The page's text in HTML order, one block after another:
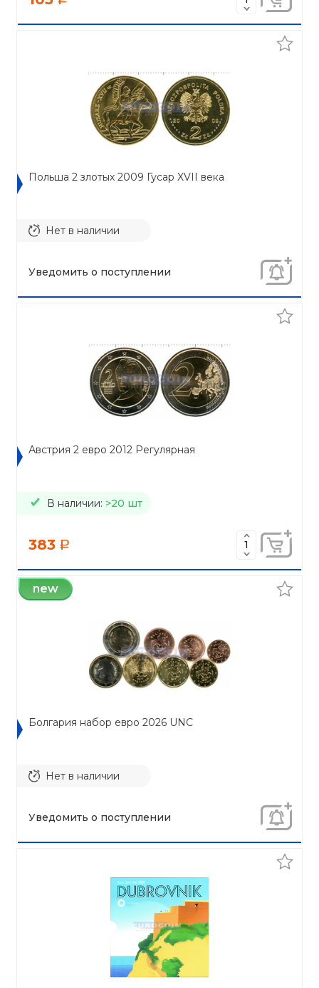
Польша 2 злотых 2009 Гусар XVII века
Нет в наличии
Уведомить о поступлении
Австрия 2 евро 2012 Регулярная
В наличии: >20 шт
383 a
new
Болгария набор евро 2026 UNC
Нет в наличии
Уведомить о поступлении